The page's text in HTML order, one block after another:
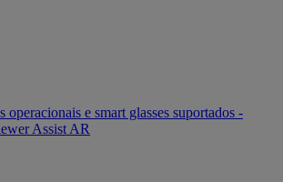
operacionais e smart glasses suportados -
Assist AR